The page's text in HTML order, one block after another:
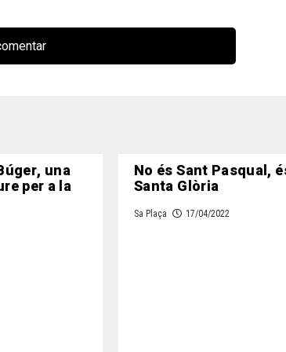
una
per a la
No és Sant Pasqual,
Santa Glòria
Sa Plaça 17/04/2022